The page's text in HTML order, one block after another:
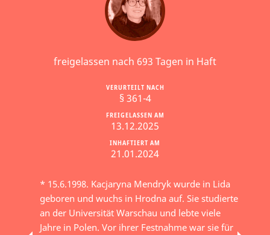
freigelassen nach 693 Tagen in Haft
INHAFTIERT AM
21.01.2024
FREIGELASSEN AM
13.12.2025
VERURTEILT NACH
§ 361-4
* 15.6.1998. Kacjaryna Mendryk wurde in Lida
geboren und wuchs in Hrodna auf. Sie studierte
an der Universität Warschau und lebte viele
Jahre in Polen. Vor ihrer Festnahme war sie für